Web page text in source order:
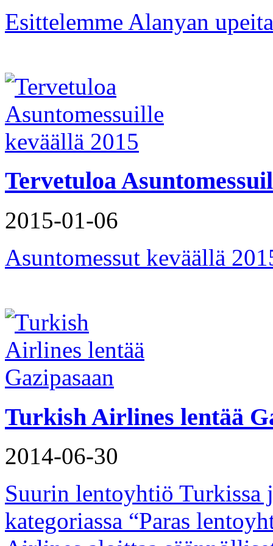
Esittelemme Alanyan
Tervetuloa
2015-01-06
Asuntomessut keväällä
Turkish Airlines lentää
2014-06-30
Suurin lentoyhtiö Turkissa
kategoriassa “Paras